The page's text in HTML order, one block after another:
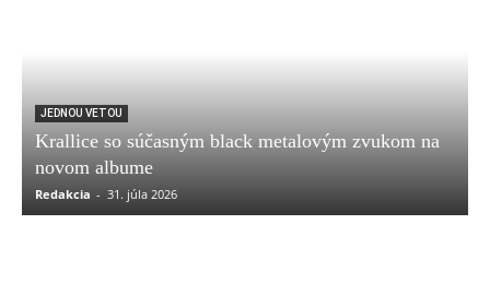
JEDNOU VETOU
Krallice so súčasným black metalovým zvukom na
novom albume
Redakcia - 31. júla 2026